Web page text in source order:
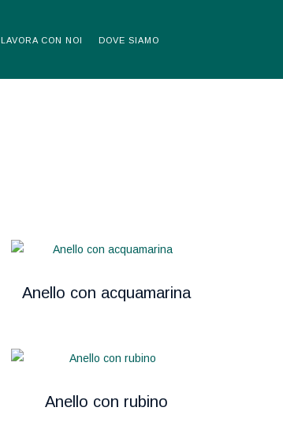
LAVORA CON NOI DOVE SIAMO
Anello con acquamarina
Anello con rubino